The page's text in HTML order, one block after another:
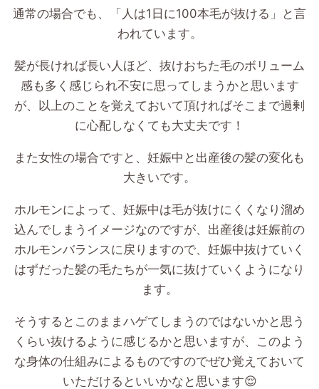
通常の場合でも、「人は1 日に100本毛が抜ける」と言
われています。
髪が長ければ長い人ほど、抜けおちた毛のボリューム
感も多く感じられ不安に思ってしまうかと思います
が、以上のことを覚えておいて頂ければそこまで過剰
に心配しなくても大丈夫です！
また女性の場合ですと、 妊娠中と出産後の髪の変化も
大きいです。
ホルモンによって、妊娠中は毛が抜けにくくなり溜め
込んでしまうイメージなのですが、出産後は妊娠前の
ホルモンバランスに戻りますので、妊娠中抜けていく
はずだった髪の毛たちが一気に抜けていくようになり
ます。
そうするとこのままハゲてしまうのではないかと思う
くらい抜けるように感じるかと思いますが、このよう
な身体の仕組みによるものですのでぜひ覚えておいて
いただけるといいかなと思います😌